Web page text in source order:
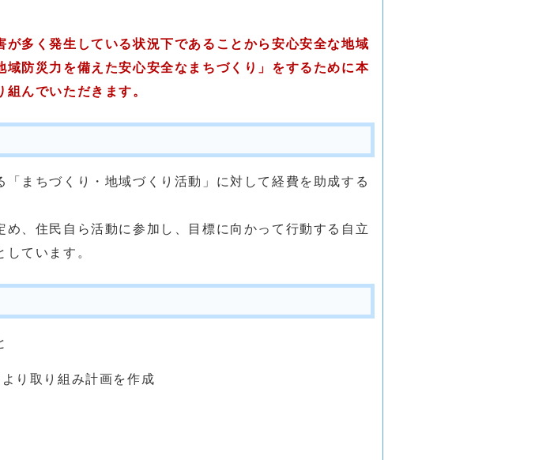
多く発生している状況下であることから安心安全な地域
防災力を備えた安心安全なまちづくり」をするために本
んでいただきます。
まちづくり・地域づくり活動」に対して経費を助成する
、住民自ら活動に参加し、目標に向かって行動する自立
ています。
り取り組み計画を作成